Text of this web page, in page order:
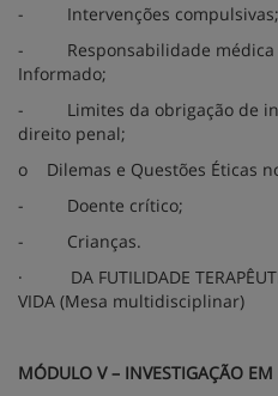
-
Intervenções compulsivas;
-
Responsabilidade
Informado;
-
Limites da obrigação de
direito penal;
o
Dilemas e Questões Éticas
-
Doente crítico;
-
Crianças.
·
DA FUTILIDADE
VIDA (Mesa multidisciplinar)
MÓDULO V – INVESTIGAÇÃO EM